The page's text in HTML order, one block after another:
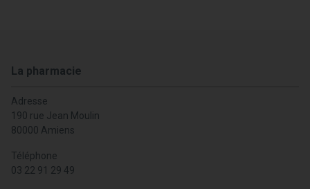
La pharmacie
Adresse
190 rue Jean Moulin
80000 Amiens
Téléphone
03 22 91 29 49